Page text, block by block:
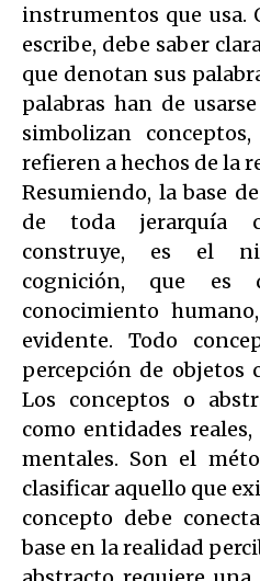
instrumentos que usa.
escribe, debe saber
que denotan sus
palabras han de
simbolizan
refieren a hechos de la
Resumiendo, la base
de toda jerarquía
construye, es el
cognición, que es
conocimiento
evidente. Todo
percepción de objetos
Los conceptos o
como entidades
mentales. Son el
clasificar aquello que
concepto debe
base en la realidad